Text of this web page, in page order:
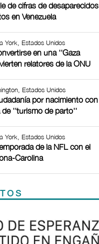
de cifras de desaparecidos
en Venezuela
York, Estados Unidos
en una ''Gaza
relatores de la ONU
Estados Unidos
por nacimiento con
de ''turismo de parto''
York, Estados Unidos
de la NFL con el
Carolina